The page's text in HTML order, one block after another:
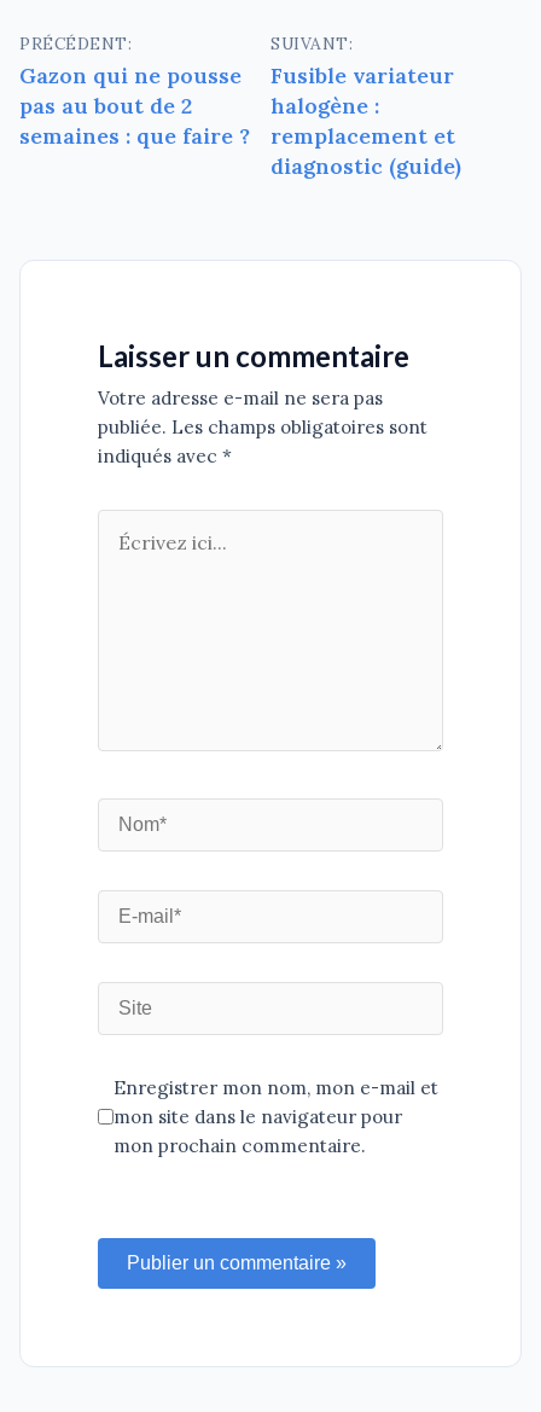
Navigation
de
l’article
PRÉCÉDENT:
Gazon qui ne pousse
pas au bout de 2
semaines : que faire ?
SUIVANT:
Fusible variateur
halogène :
remplacement et
diagnostic (guide)
Laisser un commentaire
Votre adresse e-mail ne sera pas
publiée. Les champs obligatoires sont
indiqués avec *
Enregistrer mon nom, mon e-mail et
mon site dans le navigateur pour
mon prochain commentaire.
Publier un commentaire »